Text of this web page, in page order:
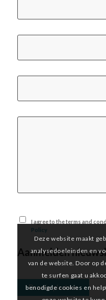
I agree to the terms and
Policy
Aanmelden
Deze website maakt
analysedoeleinden en
van de website. Door op
te surfen gaat u
benodigde cookies en